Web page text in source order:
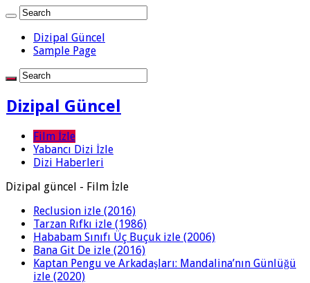
Dizipal Güncel
Sample Page
Dizipal Güncel
Film İzle
Yabancı Dizi İzle
Dizi Haberleri
Dizipal güncel - Film İzle
Reclusion izle (2016)
Tarzan Rıfkı izle (1986)
Hababam Sınıfı Üç Buçuk izle (2006)
Bana Git De izle (2016)
Kaptan Pengu ve Arkadaşları: Mandalina’nın Günlüğü
izle (2020)